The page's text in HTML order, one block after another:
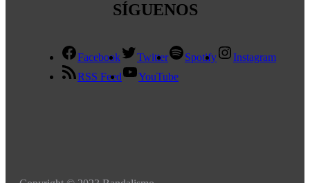
SÍGUENOS
Facebook Twitter Spotify
Instagram
RSS Feed
YouTube